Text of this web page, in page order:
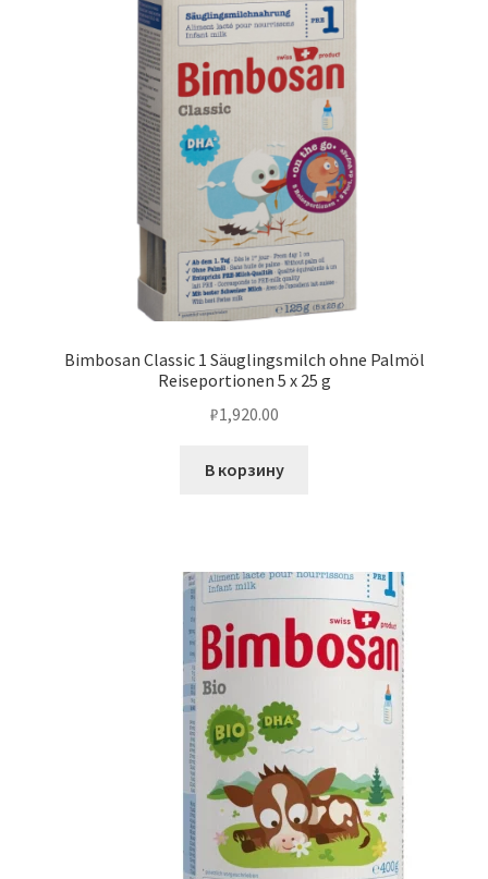
Bimbosan Classic 1 Säuglingsmilch ohne Palmöl
Reiseportionen 5 x 25 g
₽1,920.00
В корзину